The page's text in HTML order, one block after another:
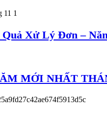
Xử Lý Đơn –
MỚI NHẤT